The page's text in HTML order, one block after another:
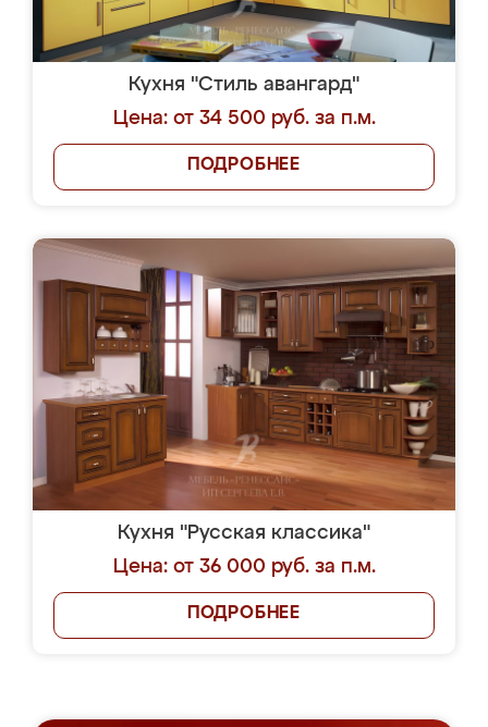
Кухня "Стиль авангард"
Цена: от 34 500 руб. за п.м.
ПОДРОБНЕЕ
Кухня "Русская классика"
Цена: от 36 000 руб. за п.м.
ПОДРОБНЕЕ